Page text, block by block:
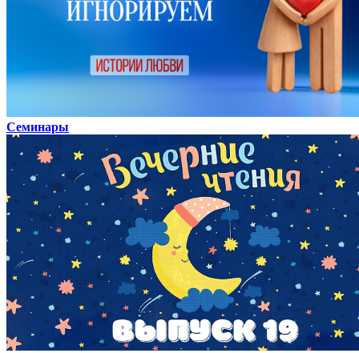
Семинары